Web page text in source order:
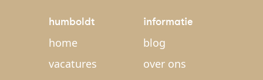
humboldt
home
vacatures
informatie
blog
over ons